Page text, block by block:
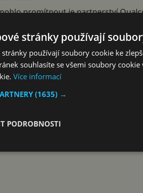
promítnout je partnerství
nedávno, ale rozhodně by
Dalšíinformace se
Reklama
stránky používají
používají soubory cookie ke
souhlasíte se všemi soubory
Více informací
(1635) →
PODROBNOSTI